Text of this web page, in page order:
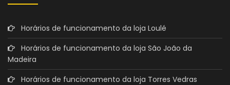
Horários de funcionamento da loja Loulé
Horários de funcionamento da loja São João da
Madeira
Horários de funcionamento da loja Torres Vedras